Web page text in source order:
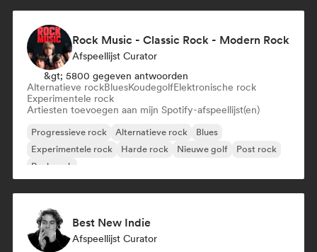
Rock Music - Classic Rock - Modern Rock
Afspeellijst Curator
&gt; 5800 gegeven antwoorden
Alternatieve rockBluesKoudegolfElektronische rock
Experimentele rock
Artiesten toevoegen aan mijn Spotify-afspeellijst(en)
Progressieve rock Alternatieve rock
Blues
Experimentele rock
Harde rock Nieuwe golf
Post rock
Punk rock
Best New Indie
Afspeellijst Curator